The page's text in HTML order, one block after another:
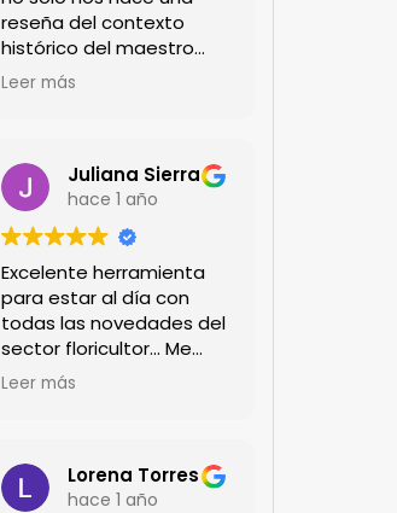
reseña del contexto
histórico del maestro
jardinero japonés si no
Felicitaciones!!
Leer más
Juliana Sierra
hace 1 año
Excelente herramienta
para estar al día con
todas las novedades del
sector floricultor... Me
encanta!!!
Leer más
Lorena Torres
hace 1 año